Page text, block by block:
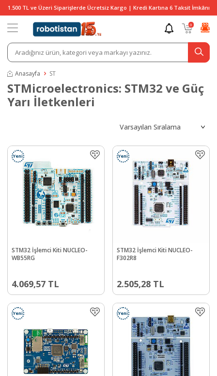
1.500 TL ve Üzeri Siparişlerde Ücretsiz Kargo | Kredi Kartına 6 Taksit İmkânı
0
Anasayfa ST
STMicroelectronics: STM32 ve Güç
Yarı İletkenleri
Yeni
STM32 İşlemci Kiti NUCLEO-
WB55RG
4.069,57 TL
Yeni
STM32 İşlemci Kiti NUCLEO-
F302R8
2.505,28 TL
Yeni Yeni